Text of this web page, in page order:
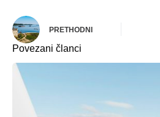
PRETHODNI
Povezani članci